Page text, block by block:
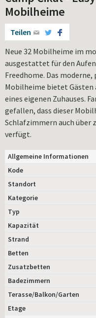
Mobilheime
Teilen
Neue 32 Mobilheime im
ausgestattet für den
Freedhome. Das
Mobilheime bietet
eines eigenen Zuhauses.
gefallen, dass dieser
Schlafzimmern auch über
verfügt.
Allgemeine Informationen
Kode
Standort
Kategorie
Typ
Kapazität
Strand
Betten
Zusatzbetten
Badezimmern
Terasse/Balkon/Garten
Etage